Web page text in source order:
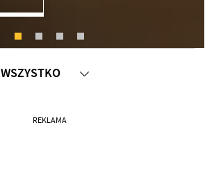
WSZYSTKO
SPRAWDZONE MIEJSCA
REKLAMA